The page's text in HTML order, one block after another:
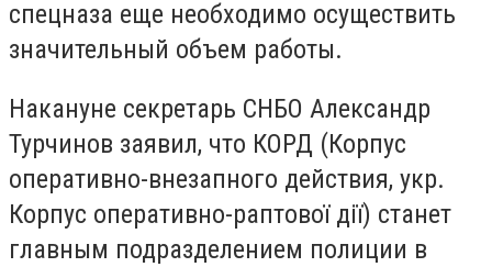
спецназа еще необходимо осуществить
значительный объем работы.
Накануне секретарь СНБО Александр
Турчинов заявил, что КОРД (Корпус
оперативно-внезапного действия, укр.
Корпус оперативно-раптової дії) станет
главным подразделением полиции в